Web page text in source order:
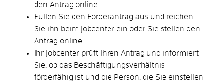
den Antrag online.
Füllen Sie den Förderantrag aus und reichen
Sie ihn beim Jobcenter ein oder Sie stellen den
Antrag online.
Ihr Jobcenter prüft Ihren Antrag und informiert
Sie, ob das Beschäftigungsverhältnis
förderfähig ist und die Person, die Sie einstellen